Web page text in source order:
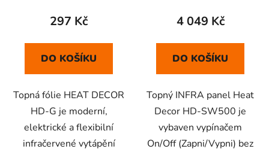
297 Kč
DO KOŠÍKU
Topná fólie HEAT DECOR
HD-G je moderní,
elektrické a flexibilní
infračervené vytápění
4 049 Kč
DO KOŠÍKU
Topný INFRA panel Heat
Decor HD-SW500 je
vybaven vypínačem
On/Off (Zapni/Vypni) bez